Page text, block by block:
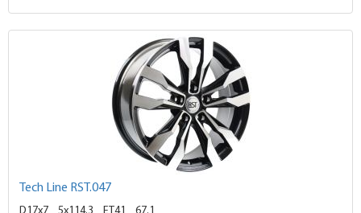
Tech Line RST.047